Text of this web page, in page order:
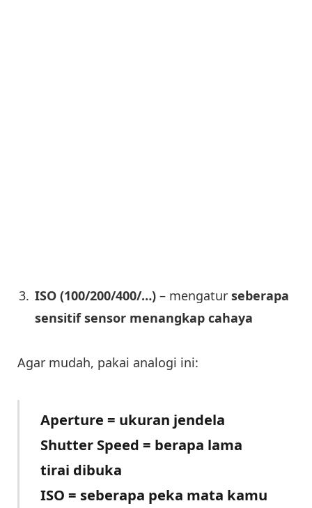
ISO (100/200/400/…) – mengatur seberapa
sensitif sensor menangkap cahaya
Agar mudah, pakai analogi ini:
Aperture = ukuran jendela
Shutter Speed = berapa lama
tirai dibuka
ISO = seberapa peka mata kamu